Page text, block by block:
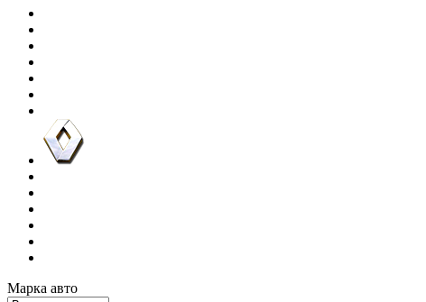
Марка авто